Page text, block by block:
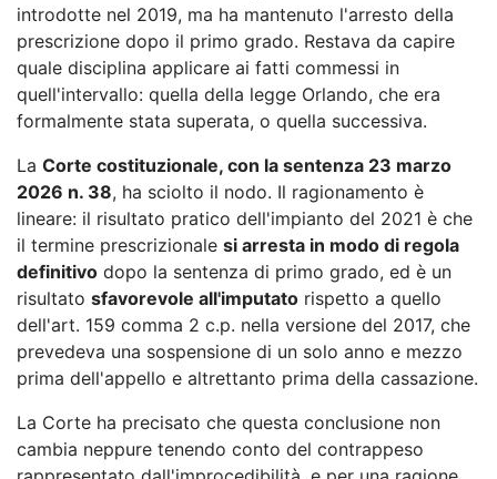
introdotte nel 2019, ma ha mantenuto l'arresto della
prescrizione dopo il primo grado. Restava da capire
quale disciplina applicare ai fatti commessi in
quell'intervallo: quella della legge Orlando, che era
formalmente stata superata, o quella successiva.
La Corte costituzionale, con la sentenza 23 marzo
2026 n. 38, ha sciolto il nodo. Il ragionamento è
lineare: il risultato pratico dell'impianto del 2021 è che
il termine prescrizionale si arresta in modo di regola
definitivo dopo la sentenza di primo grado, ed è un
risultato sfavorevole all'imputato rispetto a quello
dell'art. 159 comma 2 c.p. nella versione del 2017, che
prevedeva una sospensione di un solo anno e mezzo
prima dell'appello e altrettanto prima della cassazione.
La Corte ha precisato che questa conclusione non
cambia neppure tenendo conto del contrappeso